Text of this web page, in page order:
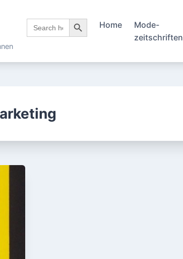
Search
for:
Search Button
Home
Mode-
zeitschriften